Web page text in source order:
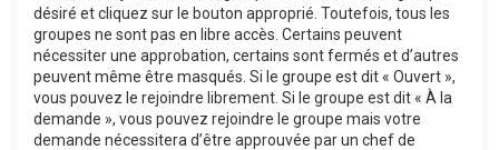
désiré et cliquez sur le bouton approprié. Toutefois, tous les
groupes ne sont pas en libre accès. Certains peuvent
nécessiter une approbation, certains sont fermés et d’autres
peuvent même être masqués. Si le groupe est dit « Ouvert »,
vous pouvez le rejoindre librement. Si le groupe est dit « À la
demande », vous pouvez rejoindre le groupe mais votre
demande nécessitera d’être approuvée par un chef de